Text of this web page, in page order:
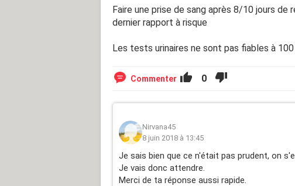
Faire une prise de sang après 8/10 jours de
dernier rapport à risque
Les tests urinaires ne sont pas fiables à 100
Commenter 0
Nirvana45
8 juin 2018 à 13:45
Je sais bien que ce n'était pas prudent, on
Je vais donc attendre.
Merci de ta réponse aussi rapide.